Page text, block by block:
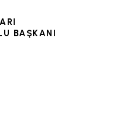
BAŞKANI